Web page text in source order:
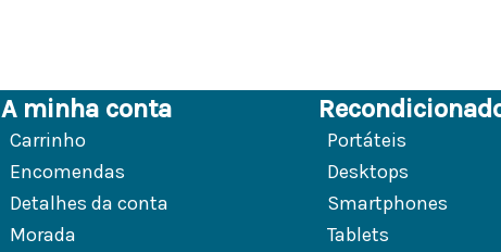
A minha conta
Carrinho
Encomendas
Detalhes da conta
Morada
Portáteis
Desktops
Smartphones
Tablets